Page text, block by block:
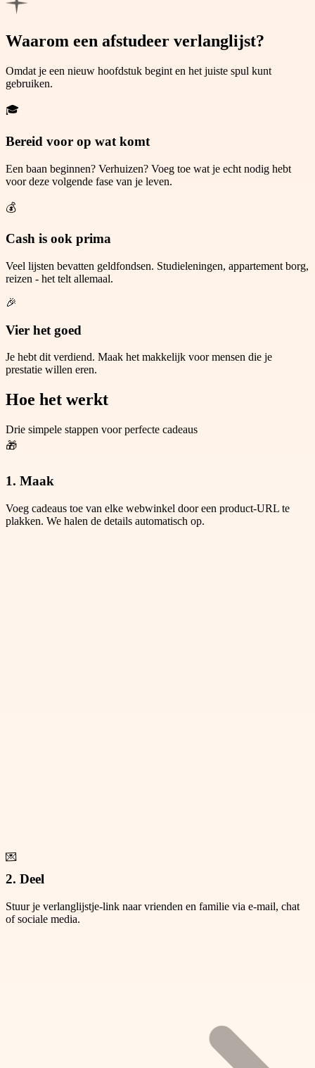
Waarom een afstudeer verlanglijst?
Omdat je een nieuw hoofdstuk begint en het juiste spul kunt
gebruiken.
🎓
Bereid voor op wat komt
Een baan beginnen? Verhuizen? Voeg toe wat je echt nodig hebt
voor deze volgende fase van je leven.
💰
Cash is ook prima
Veel lijsten bevatten geldfondsen. Studieleningen, appartement borg,
reizen - het telt allemaal.
🎉
Vier het goed
Je hebt dit verdiend. Maak het makkelijk voor mensen die je
prestatie willen eren.
Hoe het werkt
Drie simpele stappen voor perfecte cadeaus
🎁
1. Maak
Voeg cadeaus toe van elke webwinkel door een product-URL te
plakken. We halen de details automatisch op.
💌
2. Deel
Stuur je verlanglijstje-link naar vrienden en familie via e-mail, chat
of sociale media.